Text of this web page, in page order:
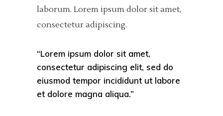
laborum. Lorem ipsum dolor sit amet,
consectetur adipiscing.
“Lorem ipsum dolor sit amet,
consectetur adipiscing elit, sed do
eiusmod tempor incididunt ut labore
et dolore magna aliqua.”